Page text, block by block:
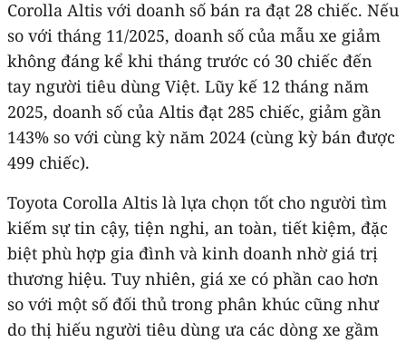
Corolla Altis với doanh số bán ra đạt 28 chiếc. Nếu
so với tháng 11/2025, doanh số của mẫu xe giảm
không đáng kể khi tháng trước có 30 chiếc đến
tay người tiêu dùng Việt. Lũy kế 12 tháng năm
2025, doanh số của Altis đạt 285 chiếc, giảm gần
143% so với cùng kỳ năm 2024 (cùng kỳ bán được
499 chiếc).
Toyota Corolla Altis là lựa chọn tốt cho người tìm
kiếm sự tin cậy, tiện nghi, an toàn, tiết kiệm, đặc
biệt phù hợp gia đình và kinh doanh nhờ giá trị
thương hiệu. Tuy nhiên, giá xe có phần cao hơn
so với một số đối thủ trong phân khúc cũng như
do thị hiếu người tiêu dùng ưa các dòng xe gầm